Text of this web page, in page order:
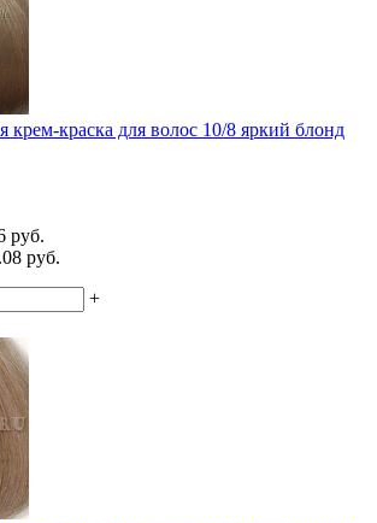
крем-краска для волос 10/8 яркий блонд
руб.
руб.
+